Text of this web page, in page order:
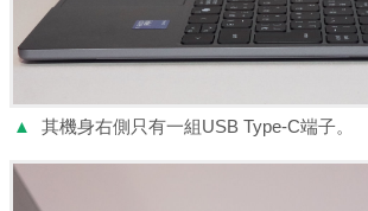
▲ 其機身右側只有一組USB Type-C端子。